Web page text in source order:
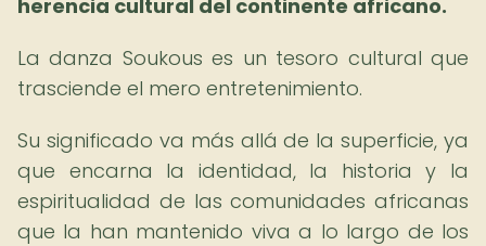
herencia cultural del continente africano.
La danza Soukous es un tesoro cultural que
trasciende el mero entretenimiento.
Su significado va más allá de la superficie, ya
que encarna la identidad, la historia y la
espiritualidad de las comunidades africanas
que la han mantenido viva a lo largo de los